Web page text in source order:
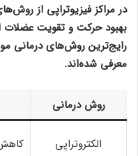
در مراکز فیزیوتراپی از
بهبود حرکت و تقویت عضلات
رایج‌ترین روش‌های درمانی
معرفی شده‌اند.
روش درمانی
الکتروتراپی